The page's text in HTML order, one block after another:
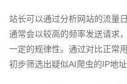
站长可以通过分析网站的流量
通常会以较高的频率发送请求
一定的规律性。通过对比正常
初步筛选出疑似AI爬虫的IP地址